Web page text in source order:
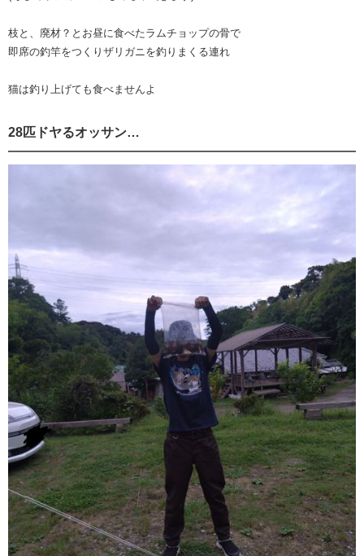
枝と、廃材？とお昼に食べたラムチョップの骨で
即席の釣竿をつくりザリガニを釣りまくる連れ
猫は釣り上げても食べませんよ
28匹ドヤるオッサン…